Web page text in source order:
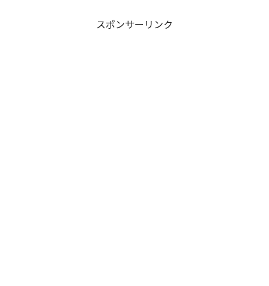
スポンサーリンク